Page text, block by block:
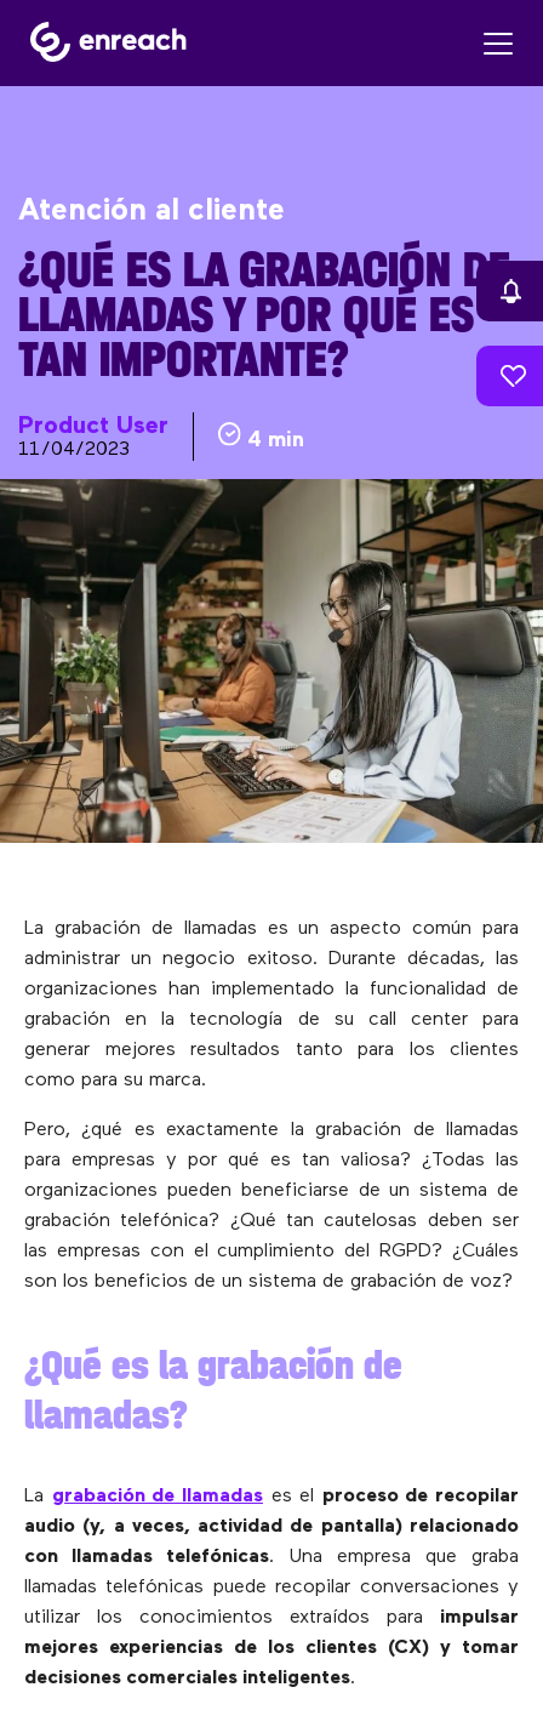
Atención al cliente
¿QUÉ ES LA GRABACIÓN DE
LLAMADAS Y POR QUÉ ES
TAN IMPORTANTE?
Product User
11/04/2023 4 min
La grabación de llamadas es un aspecto común para
administrar un negocio exitoso. Durante décadas, las
organizaciones han implementado la funcionalidad de
grabación en la tecnología de su call center para
generar mejores resultados tanto para los clientes
como para su marca.
Pero, ¿qué es exactamente la grabación de llamadas
para empresas y por qué es tan valiosa? ¿Todas las
organizaciones pueden beneficiarse de un sistema de
grabación telefónica? ¿Qué tan cautelosas deben ser
las empresas con el cumplimiento del RGPD? ¿Cuáles
son los beneficios de un sistema de grabación de voz?
¿Qué es la grabación de
llamadas?
La grabación de llamadases el proceso de recopilar
audio (y, a veces, actividad de pantalla) relacionado
con llamadas telefónicas. Una empresa que graba
llamadas telefónicas puede recopilar conversaciones y
utilizar los conocimientos extraídos para impulsar
mejores experiencias de los clientes (CX) y tomar
decisiones comerciales inteligentes.